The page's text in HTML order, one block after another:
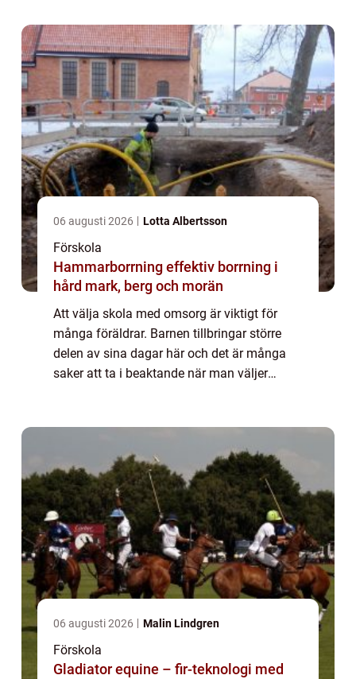
06 augusti 2026 Lotta Albertsson
Förskola
Hammarborrning effektiv borrning i
hård mark, berg och morän
Att välja skola med omsorg är viktigt för
många föräldrar. Barnen tillbringar större
delen av sina dagar här och det är många
saker att ta i beaktande när man väljer
06 augusti 2026 Malin Lindgren
Förskola
Gladiator equine – fir-teknologi med